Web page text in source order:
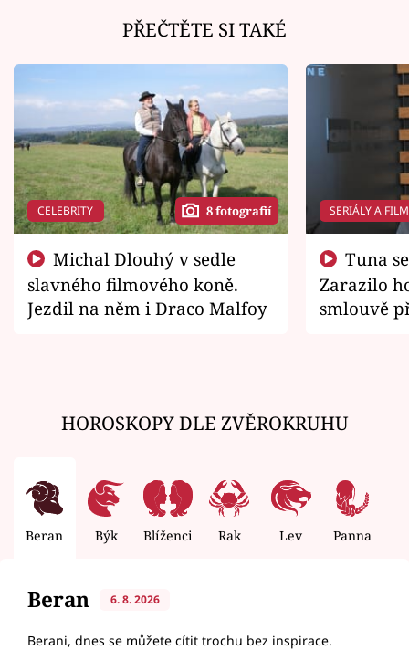
PŘEČTĚTE SI TAKÉ
CELEBRITY 8 fotografií
slavného filmového koně.
Jezdil na něm i Draco Malfoy
SERIÁLY A
Zarazilo
smlouvě
HOROSKOPY DLE ZVĚROKRUHU
Beran Býk Blíženci Rak Lev Panna
Beran 6. 8. 2026
Berani, dnes se můžete cítit trochu bez inspirace.